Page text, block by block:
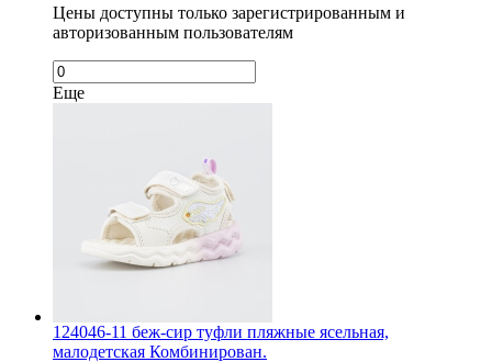
Цены доступны только зарегистрированным и
авторизованным пользователям
Еще
124046-11 беж-сир туфли пляжные ясельная,
малодетская Комбинирован.